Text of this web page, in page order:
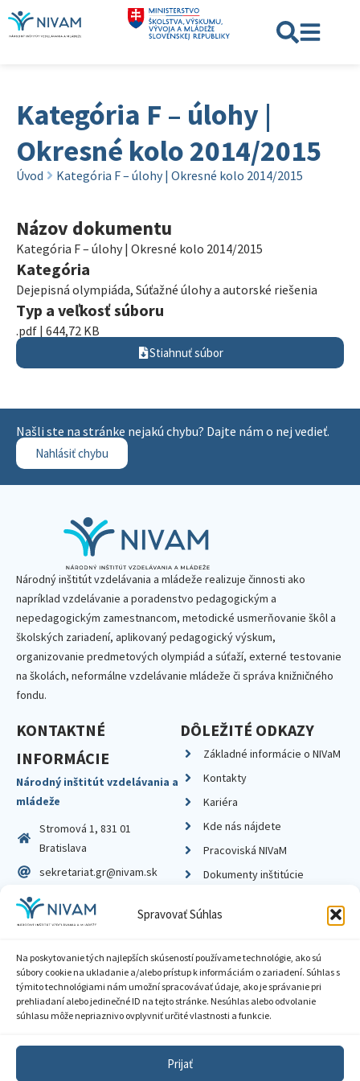
Spravovať Súhlas
Na poskytovanie tých najlepších skúseností používame technológie, ako sú
súbory cookie na ukladanie a/alebo prístup k informáciám o zariadení. Súhlas s
týmito technológiami nám umožní spracovávať údaje, ako je správanie pri
prehliadaní alebo jedinečné ID na tejto stránke. Nesúhlas alebo odvolanie
súhlasu môže nepriaznivo ovplyvniť určité vlastnosti a funkcie.
Prijať
Kategória F – úlohy |
Okresné kolo 2014/2015
Úvod Kategória F – úlohy | Okresné kolo 2014/2015
Názov dokumentu
Kategória F – úlohy | Okresné kolo 2014/2015
Kategória
Dejepisná olympiáda, Súťažné úlohy a autorské riešenia
Typ a veľkosť súboru
.pdf | 644,72 KB
Stiahnuť súbor
Našli ste na stránke nejakú chybu? Dajte nám o nej vedieť.
Nahlásiť chybu
Národný inštitút vzdelávania a mládeže realizuje činnosti ako
napríklad vzdelávanie a poradenstvo pedagogickým a
nepedagogickým zamestnancom, metodické usmerňovanie škôl a
školských zariadení, aplikovaný pedagogický výskum,
organizovanie predmetových olympiád a súťaží, externé testovanie
na školách, neformálne vzdelávanie mládeže či správa knižničného
fondu.
KONTAKTNÉ
INFORMÁCIE
Národný inštitút vzdelávania a
mládeže
Stromová 1, 831 01
Bratislava
sekretariat.gr@nivam.sk
IČO: 00164348
DIČ: 2020798714
DÔLEŽITÉ ODKAZY
Základné informácie o NIVaM
Kontakty
Kariéra
Kde nás nájdete
Pracoviská NIVaM
Dokumenty inštitúcie
Zásady ochrany súkromia
Sprístupnenie informácií